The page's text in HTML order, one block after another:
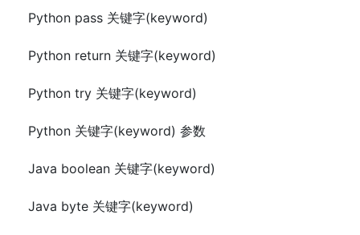
Python pass 关键字(keyword)
Python return 关键字(keyword)
Python try 关键字(keyword)
Python 关键字(keyword) 参数
Java boolean 关键字(keyword)
Java byte 关键字(keyword)